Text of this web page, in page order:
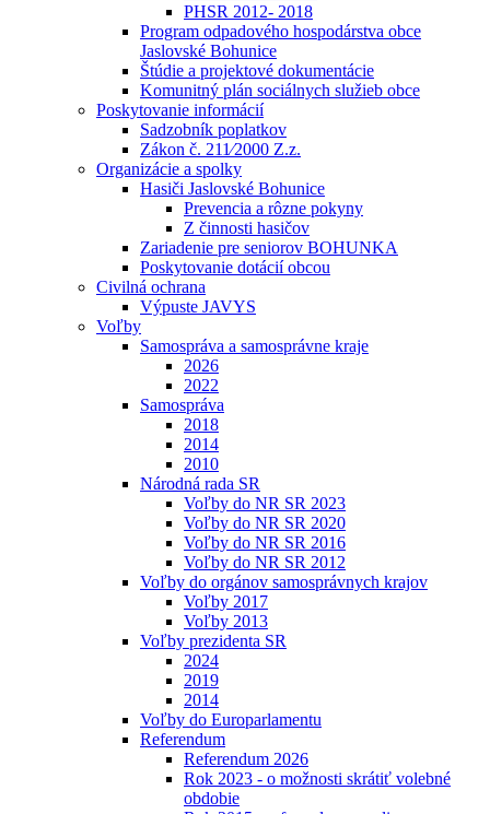
PHSR 2012- 2018
Program odpadového hospodárstva obce
Jaslovské Bohunice
Štúdie a projektové dokumentácie
Komunitný plán sociálnych služieb obce
Poskytovanie informácií
Sadzobník poplatkov
Zákon č. 211⁄2000 Z.z.
Organizácie a spolky
Hasiči Jaslovské Bohunice
Prevencia a rôzne pokyny
Z činnosti hasičov
Zariadenie pre seniorov BOHUNKA
Poskytovanie dotácií obcou
Civilná ochrana
Výpuste JAVYS
Voľby
Samospráva a samosprávne kraje
2026
2022
Samospráva
2018
2014
2010
Národná rada SR
Voľby do NR SR 2023
Voľby do NR SR 2020
Voľby do NR SR 2016
Voľby do NR SR 2012
Voľby do orgánov samosprávnych krajov
Voľby 2017
Voľby 2013
Voľby prezidenta SR
2024
2019
2014
Voľby do Europarlamentu
Referendum
Referendum 2026
Rok 2023 - o možnosti skrátiť volebné
obdobie